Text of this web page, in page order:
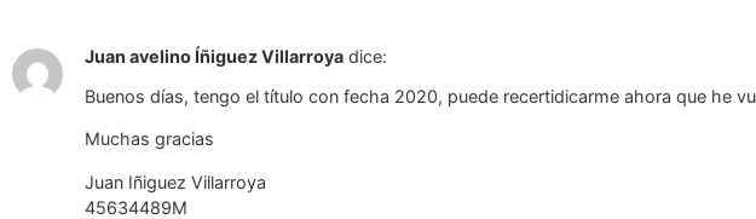
Juan avelino Íñiguez Villarroya dice:
Buenos días, tengo el título con fecha 2020, puede recertidicarme ahora que he
Muchas gracias
Juan Iñiguez Villarroya
45634489M